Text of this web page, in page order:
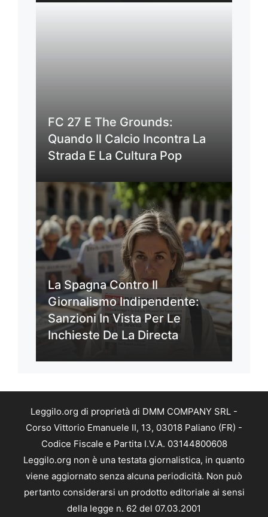
FC 27 E The Grounds:
Quando Il Calcio Incontra La
Strada E La Cultura Pop
La Spagna Contro Il
Giornalismo Indipendente:
Sanzioni In Vista Per Le
Inchieste De La Directa
Leggilo.org di proprietà di DMM COMPANY SRL -
Corso Vittorio Emanuele II, 13, 03018 Paliano (FR) -
Codice Fiscale e Partita I.V.A. 03144800608
Leggilo.org non è una testata giornalistica, in quanto
viene aggiornato senza alcuna periodicità. Non può
pertanto considerarsi un prodotto editoriale ai sensi
della legge n. 62 del 07.03.2001